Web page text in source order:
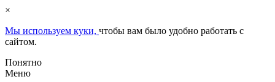
×
Мы используем куки, чтобы вам было удобно работать с
сайтом.
Понятно
Меню